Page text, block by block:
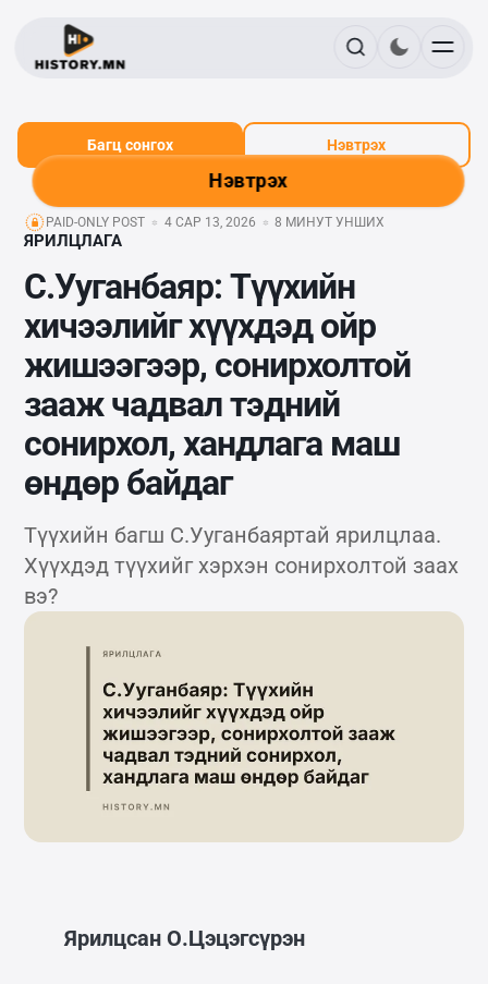
Нэвтрэх
Багц сонгох Нэвтрэх
PAID-ONLY POST 4 САР 13, 2026 8 МИНУТ УНШИХ
ЯРИЛЦЛАГА
С.Ууганбаяр: Түүхийн
хичээлийг хүүхдэд ойр
жишээгээр, сонирхолтой
зааж чадвал тэдний
сонирхол, хандлага маш
өндөр байдаг
Түүхийн багш С.Ууганбаяртай ярилцлаа.
Хүүхдэд түүхийг хэрхэн сонирхолтой заах
вэ?
Ярилцсан О.Цэцэгсүрэн